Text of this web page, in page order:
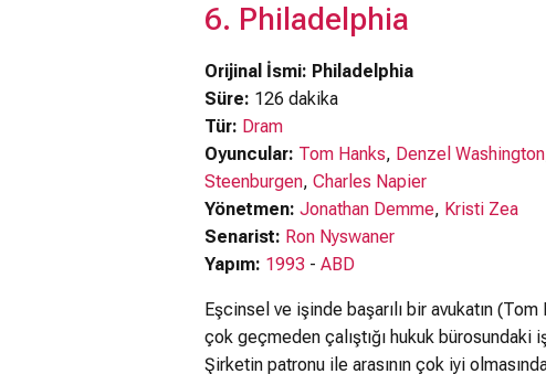
6. Philadelphia
Orijinal İsmi: Philadelphia
Süre: 126 dakika
Tür: Dram
Oyuncular: Tom Hanks, Denzel Washington
Steenburgen, Charles Napier
Yönetmen: Jonathan Demme, Kristi Zea
Senarist: Ron Nyswaner
Yapım: 1993 - ABD
Eşcinsel ve işinde başarılı bir avukatın
çok geçmeden çalıştığı hukuk bürosundaki
Şirketin patronu ile arasının çok iyi